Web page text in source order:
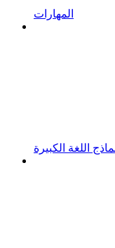
المهارات